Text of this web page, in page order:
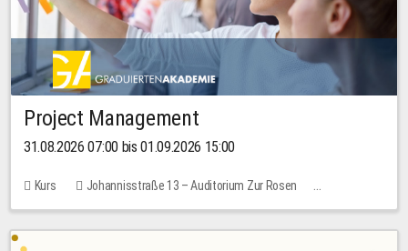
Project Management
31.08.2026 07:00 bis 01.09.2026 15:00
Kurs
Johannisstraße 13 – Auditorium Zur Rosen
Keine freien Plätze
30,00 EUR